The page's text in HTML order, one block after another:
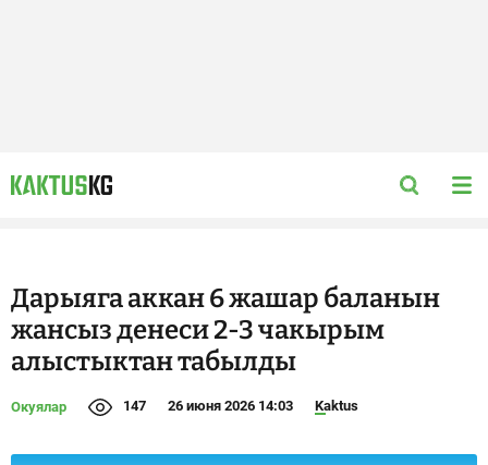
Дарыяга аккан 6 жашар баланын
жансыз денеси 2-3 чакырым
алыстыктан табылды
Окуялар 147 26 июня 2026 14:03 Kaktus